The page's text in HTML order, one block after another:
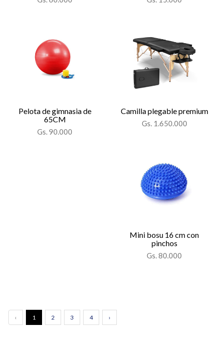
Pelota de gimnasia de
65CM
Gs. 90.000
Camilla plegable premium
Gs. 1.650.000
Mini bosu 16 cm con
pinchos
Gs. 80.000
‹ 1 2 3 4 ›